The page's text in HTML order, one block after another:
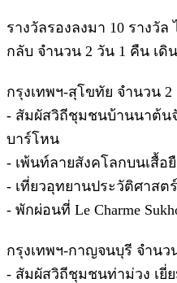
รางวัลรองลงมา 10 รางวั
กลับ จำนวน 2 วัน 1 คืน เดิ
กรุงเทพฯ-สุโขทัย จำนวน
- สัมผัสวิถีชุมชนบ้านนาต้น
บาร์โหน
- เพ้นท์ลายสังคโลกบนเสื้อ
- เที่ยวอุทยานประวัติศาสต
- พักผ่อนที่ Le Charme
กรุงเทพฯ-กาญจนบุรี จำนว
- สัมผัสวิถีชุมชนท่าม่วง เยี่